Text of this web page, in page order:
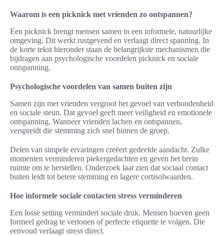
Waarom is een picknick met vrienden zo ontspannen?
Een picknick brengt mensen samen in een informele, natuurlijke
omgeving. Dit werkt rustgevend en verlaagt direct spanning. In
de korte tekst hieronder staan de belangrijkste mechanismen die
bijdragen aan psychologische voordelen picknick en sociale
ontspanning.
Psychologische voordelen van samen buiten zijn
Samen zijn met vrienden vergroot het gevoel van verbondenheid
en sociale steun. Dat gevoel geeft meer veiligheid en emotionele
ontspanning. Wanneer vrienden lachen en ontspannen,
verspreidt die stemming zich snel binnen de groep.
Delen van simpele ervaringen creëert gedeelde aandacht. Zulke
momenten verminderen piekergedachten en geven het brein
ruimte om te herstellen. Onderzoek laat zien dat sociaal contact
buiten leidt tot betere stemming en lagere cortisolwaarden.
Hoe informele sociale contacten stress verminderen
Een losse setting vermindert sociale druk. Mensen hoeven geen
formeel gedrag te vertonen of perfecte etiquette te volgen. Die
eenvoud verlaagt stress direct.